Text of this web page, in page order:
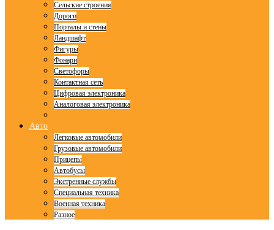
Сельские строения
Дороги
Порталы и стены
Ландшафт
Фигуры
Фонари
Светофоры
Контактная сеть
Цифровая электроника
Аналоговая электроника
Авто
Легковые автомобили
Грузовые автомобили
Прицепы
Автобусы
Экстренные службы
Специальная техника
Военная техника
Разное